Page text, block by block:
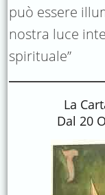
può essere
nostra luce
spirituale”
La
Dal 20